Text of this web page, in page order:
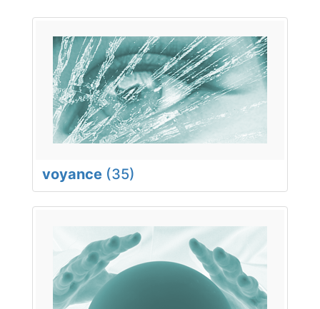
voyance (35)